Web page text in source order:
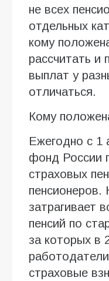
не всех
отдельных
кому
рассчитать и
выплат у
отличаться.
Кому
Ежегодно с 1
фонд России
страховых
пенсионеров.
затрагивает
пенсий по
за которых в
страховые